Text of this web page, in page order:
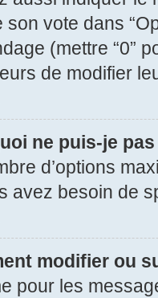
son vote dans
(mettre “0”
de modifier
ne puis-je
d’options
avez besoin de
modifier ou
pour les